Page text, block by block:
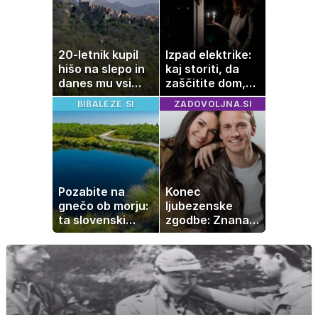
20-letnik kupil
hišo na slepo in
danes mu vsi
zavidajo
Izpad elektrike:
kaj storiti, da
zaščitite dom,
hrano in
elektronske
naprave
BIBALEZE.SI
Pozabite na
gnečo ob morju:
ta slovenski
kotiček je pravi
raj za družine
ZADOVOLJNA.SI
Konec
ljubezenske
zgodbe: Znana
Slovenka
potrdila razhod
z dolgoletnim
partnerjem